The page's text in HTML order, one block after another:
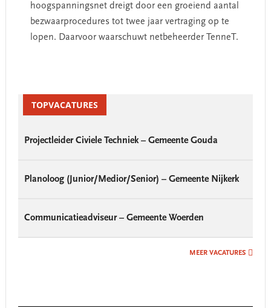
hoogspanningsnet dreigt door een groeiend aantal
bezwaarprocedures tot twee jaar vertraging op te
lopen. Daarvoor waarschuwt netbeheerder TenneT.
SidebarTOPVACATURES
Projectleider Civiele Techniek – Gemeente Gouda
Planoloog (Junior/Medior/Senior) – Gemeente Nijkerk
Communicatieadviseur – Gemeente Woerden
MEER VACATURES